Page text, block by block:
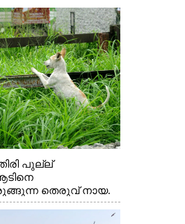
പുല്ല്
തെരുവ് നായ.
നിന്നുള്ള